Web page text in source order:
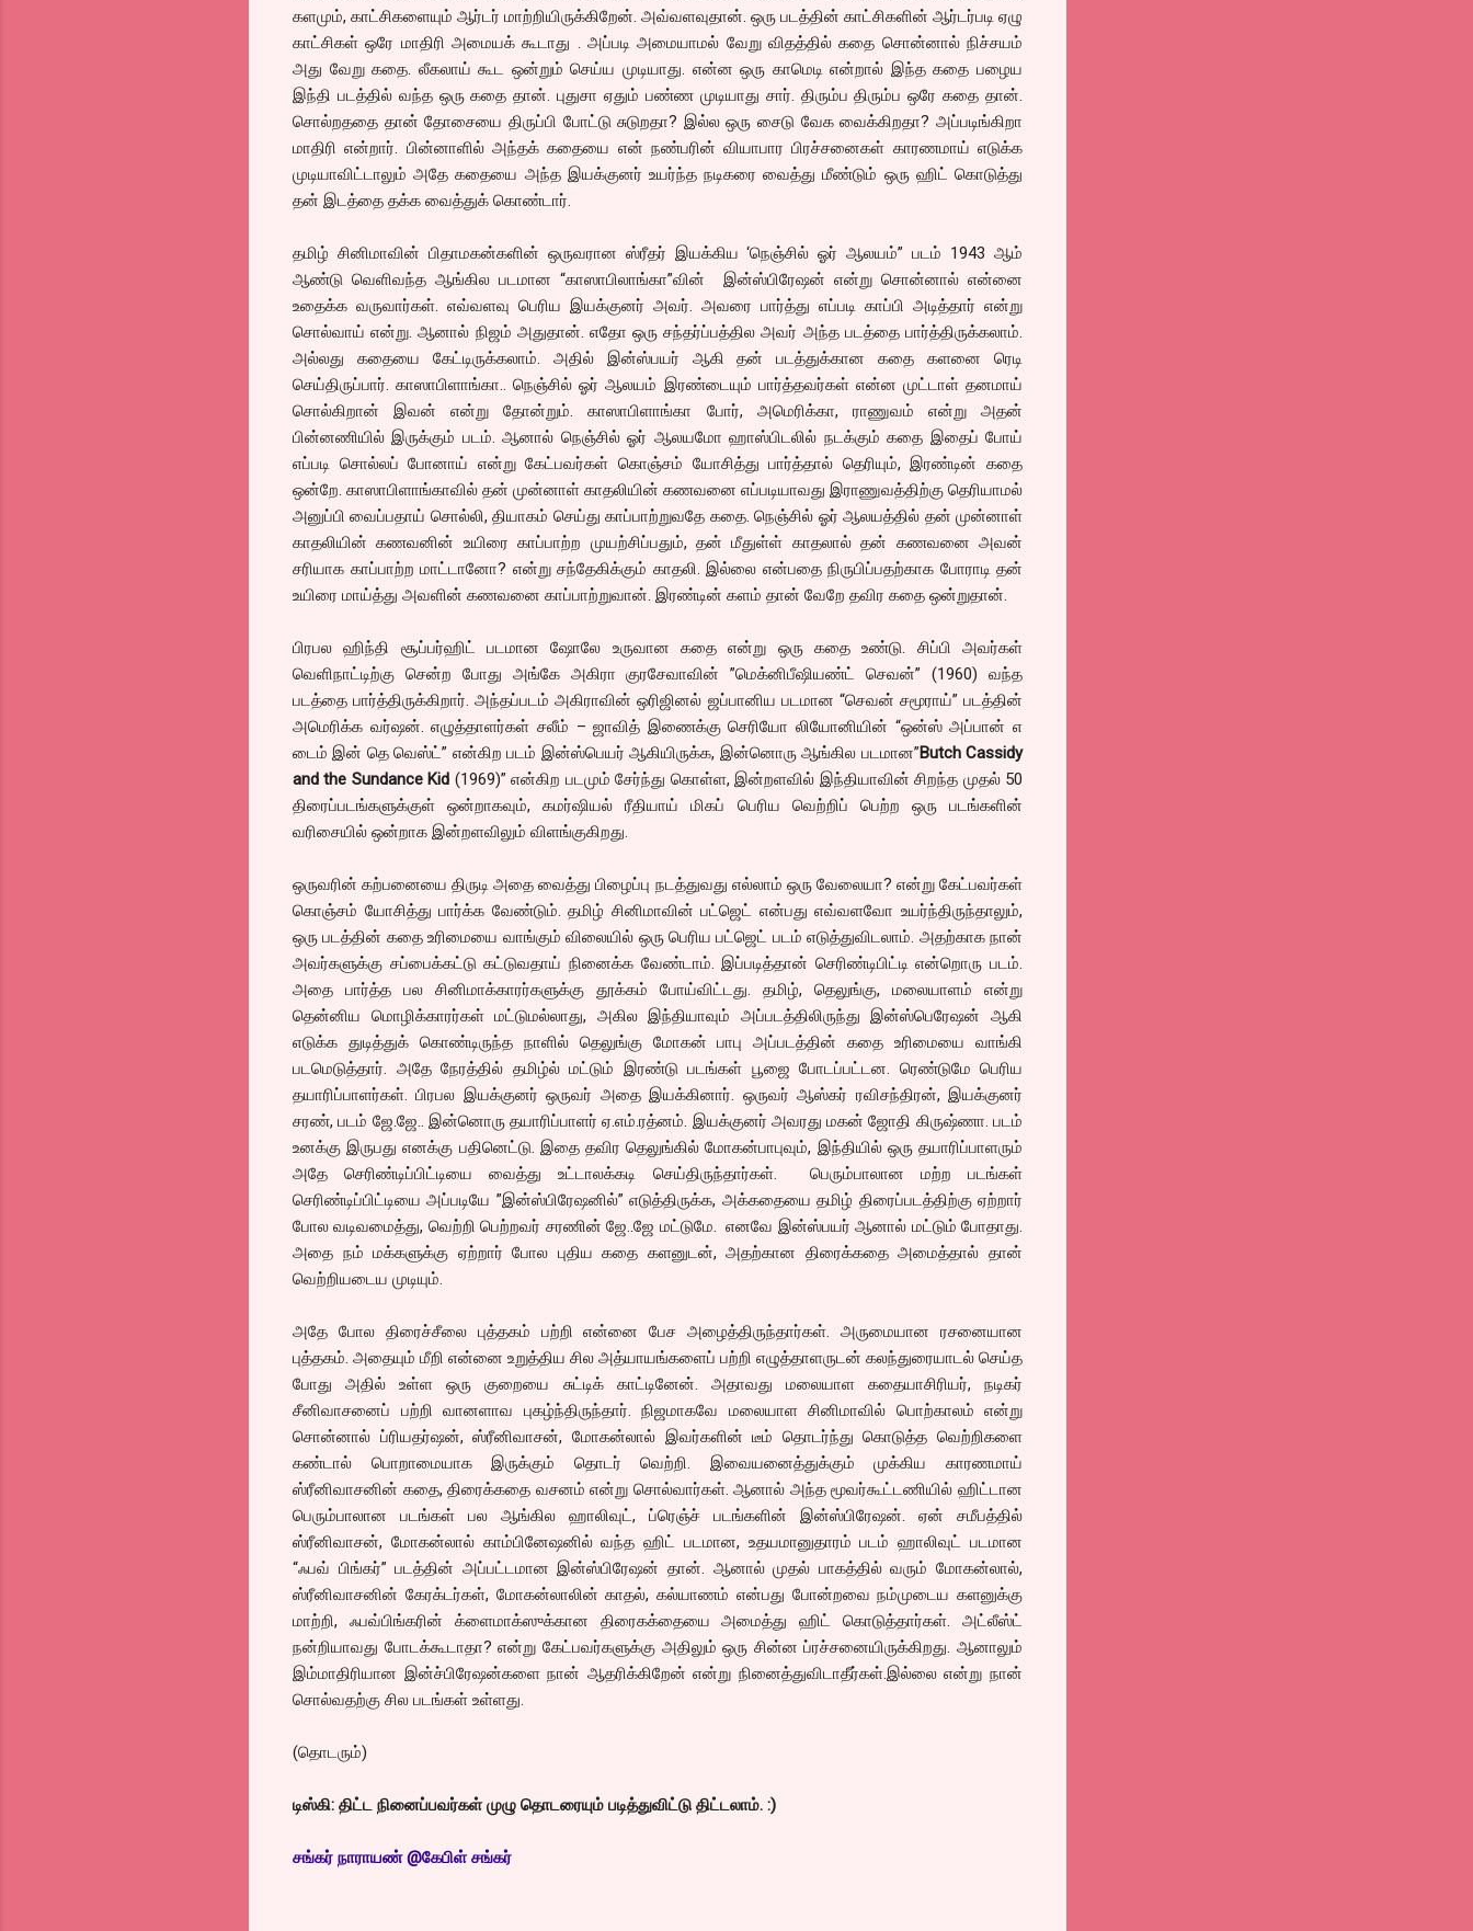
களமும், காட்சிகளையும் ஆர்டர் மாற்றியிருக்கிறேன். அவ்வளவுதான். ஒரு படத்தின் காட்சிகளின் ஆர்டர்படி ஏழு
காட்சிகள் ஒரே மாதிரி அமையக் கூடாது . அப்படி அமையாமல் வேறு விதத்தில் கதை சொன்னால் நிச்சயம்
அது வேறு கதை. லீகலாய் கூட ஒன்றும் செய்ய முடியாது. என்ன ஒரு காமெடி என்றால் இந்த கதை பழைய
இந்தி படத்தில் வந்த ஒரு கதை தான். புதுசா ஏதும் பண்ண முடியாது சார். திரும்ப திரும்ப ஒரே கதை தான்.
சொல்றததை தான் தோசையை திருப்பி போட்டு சுடுறதா? இல்ல ஒரு சைடு வேக வைக்கிறதா? அப்படிங்கிறா
மாதிரி என்றார். பின்னாளில் அந்தக் கதையை என் நண்பரின் வியாபார பிரச்சனைகள் காரணமாய் எடுக்க
முடியாவிட்டாலும் அதே கதையை அந்த இயக்குனர் உயர்ந்த நடிகரை வைத்து மீண்டும் ஒரு ஹிட் கொடுத்து
தன் இடத்தை தக்க வைத்துக் கொண்டார்.
தமிழ் சினிமாவின் பிதாமகன்களின் ஒருவரான ஸ்ரீதர் இயக்கிய ‘நெஞ்சில் ஓர் ஆலயம்” படம் 1943 ஆம்
ஆண்டு வெளிவந்த ஆங்கில படமான “காஸாபிலாங்கா”வின் இன்ஸ்பிரேஷன் என்று சொன்னால் என்னை
உதைக்க வருவார்கள். எவ்வளவு பெரிய இயக்குனர் அவர். அவரை பார்த்து எப்படி காப்பி அடித்தார் என்று
சொல்வாய் என்று. ஆனால் நிஜம் அதுதான். எதோ ஒரு சந்தர்ப்பத்தில அவர் அந்த படத்தை பார்த்திருக்கலாம்.
அல்லது கதையை கேட்டிருக்கலாம். அதில் இன்ஸ்பயர் ஆகி தன் படத்துக்கான கதை களனை ரெடி
செய்திருப்பார். காஸாபிளாங்கா.. நெஞ்சில் ஓர் ஆலயம் இரண்டையும் பார்த்தவர்கள் என்ன முட்டாள் தனமாய்
சொல்கிறான் இவன் என்று தோன்றும். காஸாபிளாங்கா போர், அமெரிக்கா, ராணுவம் என்று அதன்
பின்னணியில் இருக்கும் படம். ஆனால் நெஞ்சில் ஓர் ஆலயமோ ஹாஸ்பிடலில் நடக்கும் கதை இதைப் போய்
எப்படி சொல்லப் போனாய் என்று கேட்பவர்கள் கொஞ்சம் யோசித்து பார்த்தால் தெரியும், இரண்டின் கதை
ஒன்றே. காஸாபிளாங்காவில் தன் முன்னாள் காதலியின் கணவனை எப்படியாவது இராணுவத்திற்கு தெரியாமல்
அனுப்பி வைப்பதாய் சொல்லி, தியாகம் செய்து காப்பாற்றுவதே கதை. நெஞ்சில் ஓர் ஆலயத்தில் தன் முன்னாள்
காதலியின் கணவனின் உயிரை காப்பாற்ற முயற்சிப்பதும், தன் மீதுள்ள் காதலால் தன் கணவனை அவன்
சரியாக காப்பாற்ற மாட்டானோ? என்று சந்தேகிக்கும் காதலி. இல்லை என்பதை நிருபிப்பதற்காக போராடி தன்
உயிரை மாய்த்து அவளின் கணவனை காப்பாற்றுவான். இரண்டின் களம் தான் வேறே தவிர கதை ஒன்றுதான்.
பிரபல ஹிந்தி சூப்பர்ஹிட் படமான ஷோலே உருவான கதை என்று ஒரு கதை உண்டு. சிப்பி அவர்கள்
வெளிநாட்டிற்கு சென்ற போது அங்கே அகிரா குரசேவாவின் ”மெக்னிபீஷியண்ட் செவன்” (1960) வந்த
படத்தை பார்த்திருக்கிறார். அந்தப்படம் அகிராவின் ஒரிஜினல் ஜப்பானிய படமான “செவன் சமூராய்” படத்தின்
அமெரிக்க வர்ஷன். எழுத்தாளர்கள் சலீம் – ஜாவித் இணைக்கு செரியோ லியோனியின் “ஒன்ஸ் அப்பான் எ
டைம் இன் தெ வெஸ்ட்” என்கிற படம் இன்ஸ்பெயர் ஆகியிருக்க, இன்னொரு ஆங்கில படமான”Butch Cassidy
and the Sundance Kid (1969)” என்கிற படமும் சேர்ந்து கொள்ள, இன்றளவில் இந்தியாவின் சிறந்த முதல் 50
திரைப்படங்களுக்குள் ஒன்றாகவும், கமர்ஷியல் ரீதியாய் மிகப் பெரிய வெற்றிப் பெற்ற ஒரு படங்களின்
வரிசையில் ஒன்றாக இன்றளவிலும் விளங்குகிறது.
ஒருவரின் கற்பனையை திருடி அதை வைத்து பிழைப்பு நடத்துவது எல்லாம் ஒரு வேலையா? என்று கேட்பவர்கள்
கொஞ்சம் யோசித்து பார்க்க வேண்டும். தமிழ் சினிமாவின் பட்ஜெட் என்பது எவ்வளவோ உயர்ந்திருந்தாலும்,
ஒரு படத்தின் கதை உரிமையை வாங்கும் விலையில் ஒரு பெரிய பட்ஜெட் படம் எடுத்துவிடலாம். அதற்காக நான்
அவர்களுக்கு சப்பைக்கட்டு கட்டுவதாய் நினைக்க வேண்டாம். இப்படித்தான் செரிண்டிபிட்டி என்றொரு படம்.
அதை பார்த்த பல சினிமாக்காரர்களுக்கு தூக்கம் போய்விட்டது. தமிழ், தெலுங்கு, மலையாளம் என்று
தென்னிய மொழிக்காரர்கள் மட்டுமல்லாது, அகில இந்தியாவும் அப்படத்திலிருந்து இன்ஸ்பெரேஷன் ஆகி
எடுக்க துடித்துக் கொண்டிருந்த நாளில் தெலுங்கு மோகன் பாபு அப்படத்தின் கதை உரிமையை வாங்கி
படமெடுத்தார். அதே நேரத்தில் தமிழ்ல் மட்டும் இரண்டு படங்கள் பூஜை போடப்பட்டன. ரெண்டுமே பெரிய
தயாரிப்பாளர்கள். பிரபல இயக்குனர் ஒருவர் அதை இயக்கினார். ஒருவர் ஆஸ்கர் ரவிசந்திரன், இயக்குனர்
சரண், படம் ஜே.ஜே.. இன்னொரு தயாரிப்பாளர் ஏ.எம்.ரத்னம். இயக்குனர் அவரது மகன் ஜோதி கிருஷ்ணா. படம்
உனக்கு இருபது எனக்கு பதினெட்டு. இதை தவிர தெலுங்கில் மோகன்பாபுவும், இந்தியில் ஒரு தயாரிப்பாளரும்
அதே செரிண்டிப்பிட்டியை வைத்து உட்டாலக்கடி செய்திருந்தார்கள். பெரும்பாலான மற்ற படங்கள்
செரிண்டிப்பிட்டியை அப்படியே ”இன்ஸ்பிரேஷனில்” எடுத்திருக்க, அக்கதையை தமிழ் திரைப்படத்திற்கு ஏற்றார்
போல வடிவமைத்து, வெற்றி பெற்றவர் சரணின் ஜே..ஜே மட்டுமே. எனவே இன்ஸ்பயர் ஆனால் மட்டும் போதாது.
அதை நம் மக்களுக்கு ஏற்றார் போல புதிய கதை களனுடன், அதற்கான திரைக்கதை அமைத்தால் தான்
வெற்றியடைய முடியும்.
அதே போல திரைச்சீலை புத்தகம் பற்றி என்னை பேச அழைத்திருந்தார்கள். அருமையான ரசனையான
புத்தகம். அதையும் மீறி என்னை உறுத்திய சில அத்யாயங்களைப் பற்றி எழுத்தாளருடன் கலந்துரையாடல் செய்த
போது அதில் உள்ள ஒரு குறையை சுட்டிக் காட்டினேன். அதாவது மலையாள கதையாசிரியர், நடிகர்
சீனிவாசனைப் பற்றி வானளாவ புகழ்ந்திருந்தார். நிஜமாகவே மலையாள சினிமாவில் பொற்காலம் என்று
சொன்னால் ப்ரியதர்ஷன், ஸ்ரீனிவாசன், மோகன்லால் இவர்களின் டீம் தொடர்ந்து கொடுத்த வெற்றிகளை
கண்டால் பொறாமையாக இருக்கும் தொடர் வெற்றி. இவையனைத்துக்கும் முக்கிய காரணமாய்
ஸ்ரீனிவாசனின் கதை, திரைக்கதை வசனம் என்று சொல்வார்கள். ஆனால் அந்த மூவர்கூட்டணியில் ஹிட்டான
பெரும்பாலான படங்கள் பல ஆங்கில ஹாலிவுட், ப்ரெஞ்ச் படங்களின் இன்ஸ்பிரேஷன். ஏன் சமீபத்தில்
ஸ்ரீனிவாசன், மோகன்லால் காம்பினேஷனில் வந்த ஹிட் படமான, உதயமானுதாரம் படம் ஹாலிவுட் படமான
“ஃபவ் பிங்கர்” படத்தின் அப்பட்டமான இன்ஸ்பிரேஷன் தான். ஆனால் முதல் பாகத்தில் வரும் மோகன்லால்,
ஸ்ரீனிவாசனின் கேரக்டர்கள், மோகன்லாலின் காதல், கல்யாணம் என்பது போன்றவை நம்முடைய களனுக்கு
மாற்றி, ஃபவ்பிங்கரின் க்ளைமாக்ஸுக்கான திரைகக்தையை அமைத்து ஹிட் கொடுத்தார்கள். அட்லீஸ்ட்
நன்றியாவது போடக்கூடாதா? என்று கேட்பவர்களுக்கு அதிலும் ஒரு சின்ன ப்ரச்சனையிருக்கிறது. ஆனாலும்
இம்மாதிரியான இன்ச்பிரேஷன்களை நான் ஆதரிக்கிறேன் என்று நினைத்துவிடாதீர்கள்.இல்லை என்று நான்
சொல்வதற்கு சில படங்கள் உள்ளது.
(தொடரும்)
டிஸ்கி: திட்ட நினைப்பவர்கள் முழு தொடரையும் படித்துவிட்டு திட்டலாம். :)
சங்கர் நாராயண் @கேபிள் சங்கர்